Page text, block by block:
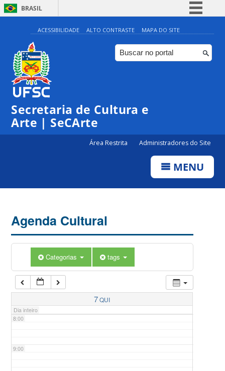
BRASIL
Simplifique!
Comunica BR
Participe
ACESSIBILIDADE ALTO CONTRASTE MAPA DO SITE
Secretaria de Cultura e
Arte | SeCArte
Área Restrita Administradores do Site
MENU
Agenda Cultural
Categorias tags
7QUI
Dia inteiro
0:00
1:00
5:00
7:00
8:00
9:00